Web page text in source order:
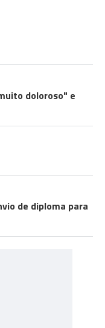
doloroso" e
de diploma para